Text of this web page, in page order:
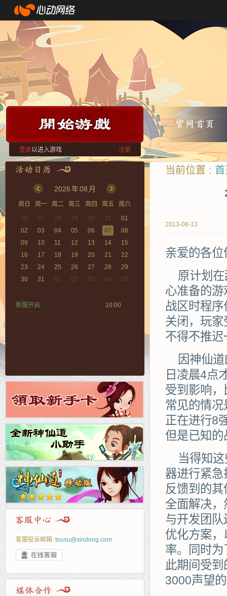
登录以进入游戏 注册
2026年08 月
周日 周一 周二 周三 周四 周五
周六
26
27 28 29 30 31
01
02
03 04 05 06 07
08
09
10 11 12 13 14
15
16
17 18 19 20 21
22
23
24 25 26 27 28
29
30
31 01 02 03 04 05
新服开启 10:00
客服投诉邮箱: tousu@xindong.com
当前位置 :
2013-08-13
亲爱的各位
原计划
心准备的
战区时程
关闭，玩
不得不推
因神仙
日凌晨4点
受到影响
常见的情
正在进行8
但是已知
当得知
器进行紧
反馈到的
全面解决
与开发团
优化方案
率。同时
此期间受
3000声望